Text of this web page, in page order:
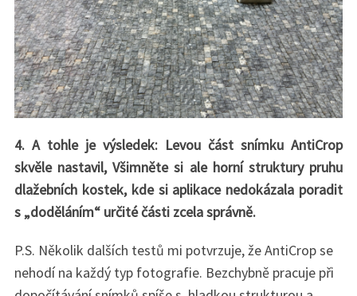
4. A tohle je výsledek: Levou část snímku AntiCrop
skvěle nastavil, Všimněte si ale horní struktury pruhu
dlažebních kostek, kde si aplikace nedokázala poradit
s „doděláním“ určité části zcela správně.
P.S. Několik dalších testů mi potvrzuje, že AntiCrop se
nehodí na každý typ fotografie. Bezchybně pracuje při
e
a
r
c
h
f
o
: